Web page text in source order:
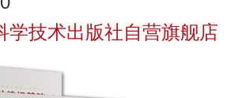
学技术出版社自营旗舰店